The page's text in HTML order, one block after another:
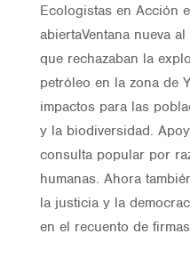
Ecologistas en Acción
abiertaVentana nueva
que rechazaban la
petróleo en la zona de
impactos para las
y la biodiversidad.
consulta popular por
humanas. Ahora
la justicia y la
en el recuento de